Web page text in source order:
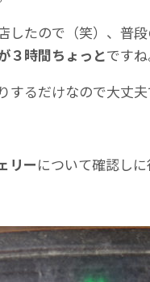
したので（笑）、普
３時間ちょっとですね
するだけなので大丈夫
リーについて確認し